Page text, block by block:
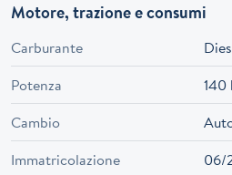
Motore, trazione e consumi
Carburante
Potenza
140
Cambio
Immatricolazione
06/